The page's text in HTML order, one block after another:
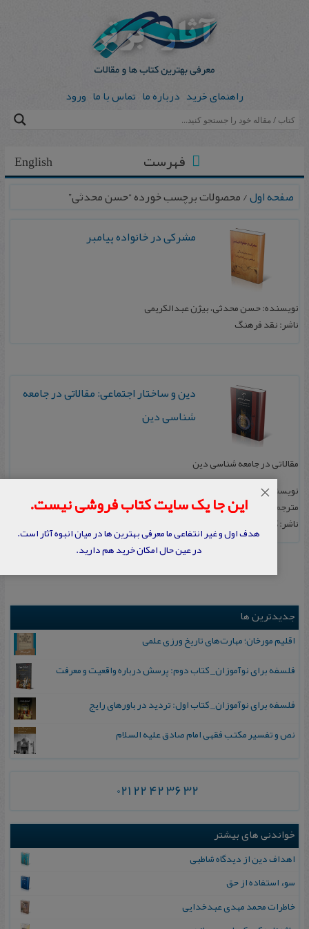
راهنمای خرید درباره ما تماس با ما ورود
English فهرست
صفحه اول/ محصولات برچسب خورده “حسن‌ محدثی”
مشركی در خانواده پيامبر
نویسنده: حسن محدثی، بیژن عبدالکریمی
ناشر: نقد فرهنگ
دین‌ و ساختار اجتماعی‌: مقالاتی‌ در جامعه‌
شناسی‌ دین‌
مقالاتی‌ در جامعه‌ شناسی‌ دین‌
نویسنده: کنت‌ تامسون‌ و دیگران‌
مترجم: علی‌ بهرامپور و حسن‌ محدثی
ناشر: کویر
جدیدترین ها
اقلیم مورخان؛ مهارت‌های تاریخ ورزی علمی
فلسفه برای نوآموزان_ کتاب دوم: پرسش درباره واقعیت و معرفت
فلسفه برای نوآموزان_ کتاب اول: تردید در باورهای رایج
نص و تفسیر مکتب فقهی امام صادق علیه السلام
021 22 42 36 32
خواندنی های بیشتر
اهداف دین از دیدگاه شاطبی
س‍وء اس‍ت‍ف‍اده‌ از ح‍ق‌
خاطرات‌ محمد مهدی‌ عبدخدایی‌
این جا یک سایت کتاب فروشی نیست.
هدف اول و غیر انتفاعی ما معرفی بهترین ها در میان انبوه آثار است.
در عین حال امکان خرید هم دارید.
×